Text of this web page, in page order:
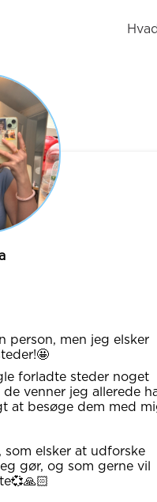
person, men jeg elsker
forladte steder noget
venner jeg allerede
at besøge dem med
som elsker at udforske
gør, og som gerne vil